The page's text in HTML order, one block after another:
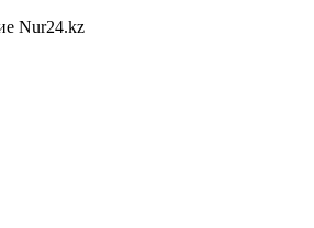
Nur24.kz